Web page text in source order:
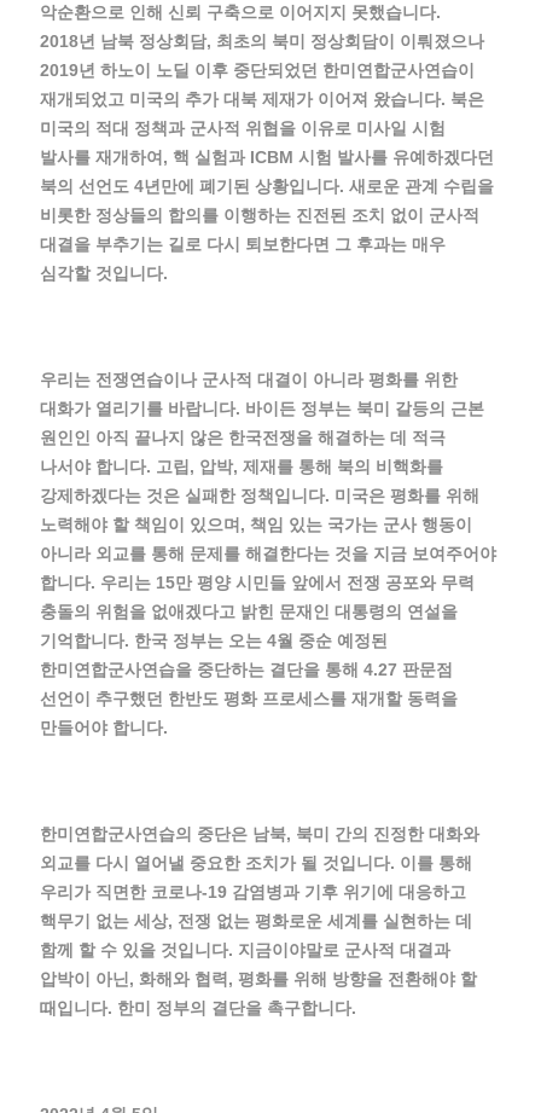
악순환으로 인해 신뢰 구축으로 이어지지 못했습니다.
2018년 남북 정상회담, 최초의 북미 정상회담이 이뤄졌으나
2019년 하노이 노딜 이후 중단되었던 한미연합군사연습이
재개되었고 미국의 추가 대북 제재가 이어져 왔습니다. 북은
미국의 적대 정책과 군사적 위협을 이유로 미사일 시험
발사를 재개하여, 핵 실험과 ICBM 시험 발사를 유예하겠다던
북의 선언도 4년만에 폐기된 상황입니다. 새로운 관계 수립을
비롯한 정상들의 합의를 이행하는 진전된 조치 없이 군사적
대결을 부추기는 길로 다시 퇴보한다면 그 후과는 매우
심각할 것입니다.
우리는 전쟁연습이나 군사적 대결이 아니라 평화를 위한
대화가 열리기를 바랍니다. 바이든 정부는 북미 갈등의 근본
원인인 아직 끝나지 않은 한국전쟁을 해결하는 데 적극
나서야 합니다. 고립, 압박, 제재를 통해 북의 비핵화를
강제하겠다는 것은 실패한 정책입니다. 미국은 평화를 위해
노력해야 할 책임이 있으며, 책임 있는 국가는 군사 행동이
아니라 외교를 통해 문제를 해결한다는 것을 지금 보여주어야
합니다. 우리는 15만 평양 시민들 앞에서 전쟁 공포와 무력
충돌의 위험을 없애겠다고 밝힌 문재인 대통령의 연설을
기억합니다. 한국 정부는 오는 4월 중순 예정된
한미연합군사연습을 중단하는 결단을 통해 4.27 판문점
선언이 추구했던 한반도 평화 프로세스를 재개할 동력을
만들어야 합니다.
한미연합군사연습의 중단은 남북, 북미 간의 진정한 대화와
외교를 다시 열어낼 중요한 조치가 될 것입니다. 이를 통해
우리가 직면한 코로나-19 감염병과 기후 위기에 대응하고
핵무기 없는 세상, 전쟁 없는 평화로운 세계를 실현하는 데
함께 할 수 있을 것입니다. 지금이야말로 군사적 대결과
압박이 아닌, 화해와 협력, 평화를 위해 방향을 전환해야 할
때입니다. 한미 정부의 결단을 촉구합니다.